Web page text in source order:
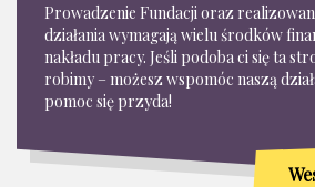
Prowadzenie Fundacji oraz
działania wymagają wielu środków
nakładu pracy. Jeśli podoba ci się ta
robimy – możesz wspomóc naszą
pomoc się przyda!